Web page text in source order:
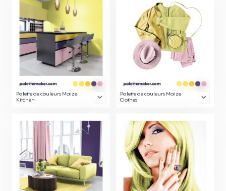
Palette de couleurs Maize
Kitchen
Palette de couleurs Maize
Clothes